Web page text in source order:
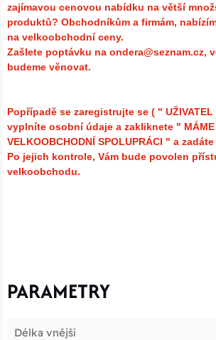
zajímavou cenovou nabídku na větší
produktů? Obchodníkům a firmám,
na velkoobchodní ceny.
Zašlete poptávku na ondera@seznam.cz,
budeme věnovat.
Popřípadě se zaregistrujte se ( "
vyplníte osobní údaje a zakliknete " MÁME
VELKOOBCHODNÍ SPOLUPRÁCI " a
Po jejich kontrole, Vám bude povolen
velkoobchodu.
PARAMETRY
Délka vnější